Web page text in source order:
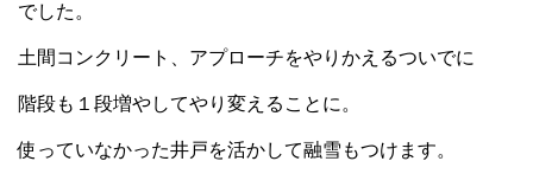
でした。
土間コンクリート、アプローチをやりかえるついでに
階段も１段増やしてやり変えることに。
使っていなかった井戸を活かして融雪もつけます。